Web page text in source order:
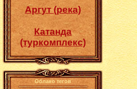
Аргут (река)
Катанда
(туркомплекс)
Облако тегов